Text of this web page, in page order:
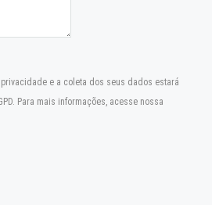
e a coleta dos seus dados estará
Para mais informações, acesse nossa